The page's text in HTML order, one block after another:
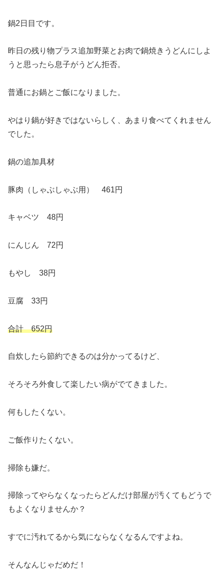
鍋2日目です。
昨日の残り物プラス追加野菜とお肉で鍋焼きうどんにしよ
うと思ったら息子がうどん拒否。
普通にお鍋とご飯になりました。
やはり鍋が好きではないらしく、あまり食べてくれません
でした。
鍋の追加具材
豚肉（しゃぶしゃぶ用） 461円
キャベツ 48円
にんじん 72円
もやし 38円
豆腐 33円
合計 652円
自炊したら節約できるのは分かってるけど、
そろそろ外食して楽したい病がでてきました。
何もしたくない。
ご飯作りたくない。
掃除も嫌だ。
掃除ってやらなくなったらどんだけ部屋が汚くてもどうで
もよくなりませんか？
すでに汚れてるから気にならなくなるんですよね。
そんなんじゃだめだ！